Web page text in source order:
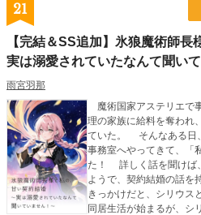
21
【完結＆SS追加】氷狼魔術師長
実は溺愛されていたなんて聞い
雨宮羽那
魔術国家アステリエで
理の家族に給料を奪われ
ていた。 そんなある日、上司である魔術師長・シリウスが
事務室へやってきて、「
た！ 詳しく話を聞けば
ようで、契約結婚の話を持ちかけ
きっかけだと、シリウ
同居生活が始まるが、シ